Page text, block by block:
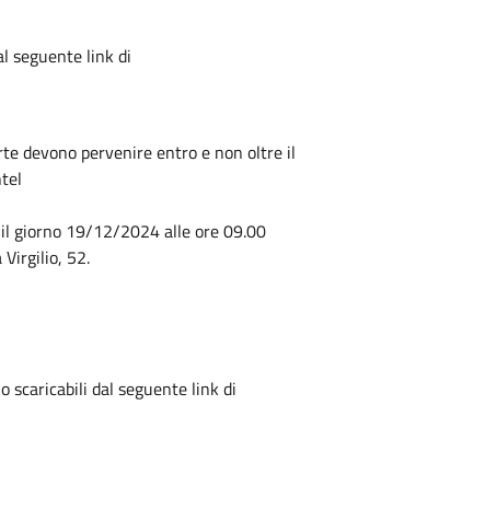
seguente link di
devono pervenire entro e non oltre il
il giorno 19/12/2024 alle ore 09.00
Virgilio, 52.
scaricabili dal seguente link di